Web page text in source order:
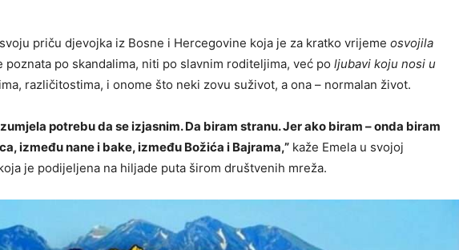
priču djevojka iz Bosne i Hercegovine koja je za kratko vrijeme osvojila
poznata po skandalima, niti po slavnim roditeljima, već po ljubavi koju nosi u
različitostima, i onome što neki zovu suživot, a ona – normalan život.
potrebu da se izjasnim. Da biram stranu. Jer ako biram – onda biram
između nane i bake, između Božića i Bajrama,” kaže Emela u svojoj
je podijeljena na hiljade puta širom društvenih mreža.